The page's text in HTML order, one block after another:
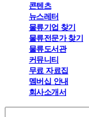
콘텐츠
뉴스레터
물류기업 찾기
물류전문가 찾기
물류도서관
커뮤니티
무료 자료집
멤버십 안내
회사소개서